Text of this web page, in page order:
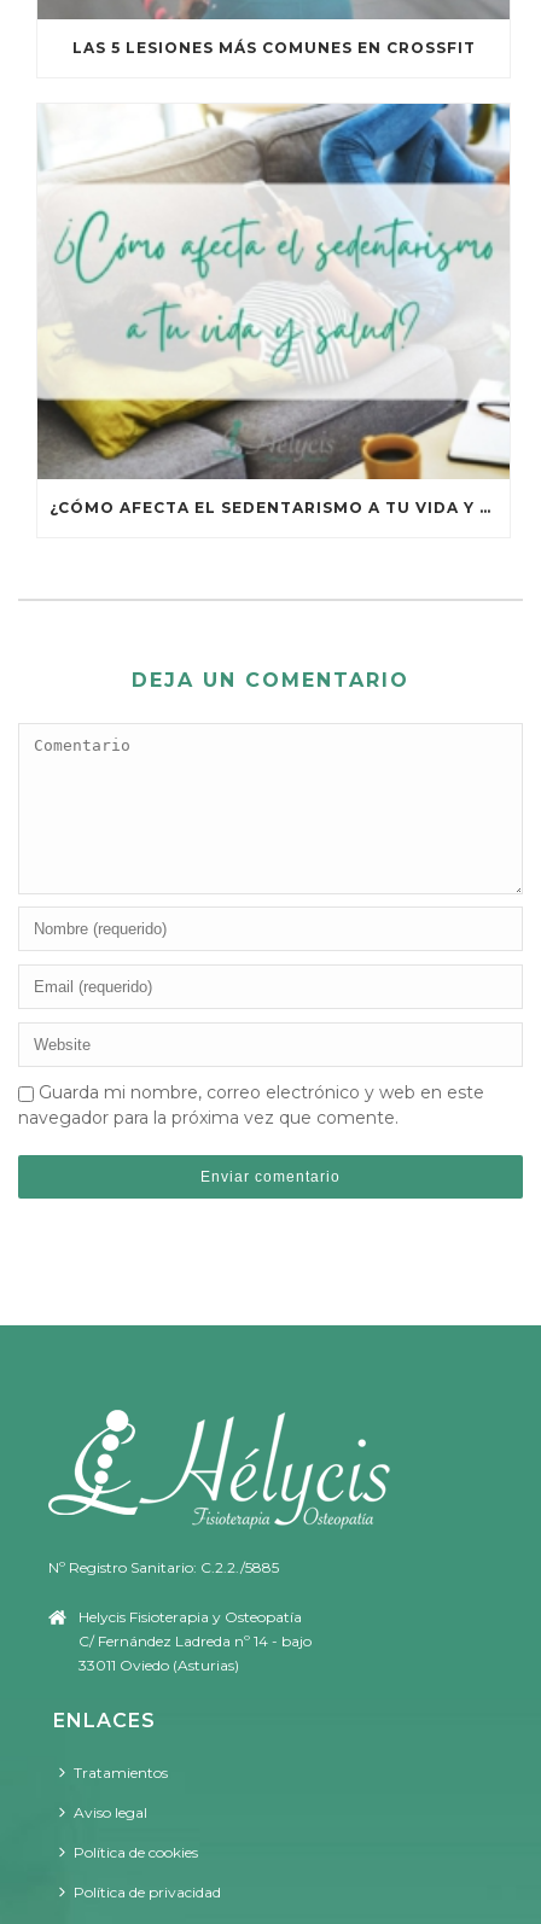
LAS 5 LESIONES MÁS COMUNES EN CROSSFIT
¿CÓMO AFECTA EL SEDENTARISMO A TU VIDA Y TU SALUD?
DEJA UN COMENTARIO
Guarda mi nombre, correo electrónico y web en este
navegador para la próxima vez que comente.
Nº Registro Sanitario: C.2.2./5885
Helycis Fisioterapia y Osteopatía
C/ Fernández Ladreda nº 14 - bajo
33011 Oviedo (Asturias)
ENLACES
Tratamientos
Aviso legal
Política de cookies
Política de privacidad